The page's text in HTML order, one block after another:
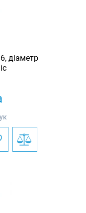
діаметр